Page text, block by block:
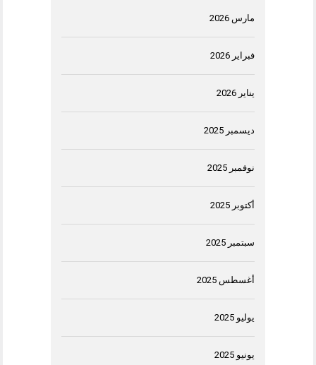
مارس 2026
فبراير 2026
يناير 2026
ديسمبر 2025
نوفمبر 2025
أكتوبر 2025
سبتمبر 2025
أغسطس 2025
يوليو 2025
يونيو 2025